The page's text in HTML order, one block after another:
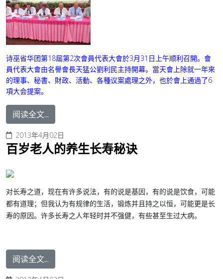
诗巫省华团第18屆第2次會員代表大會於3月31日上午顺利召開。會
員代表大會由名譽會長天猛公劉利民主持開幕。當天會上除就一年來
的理事、秘書、財政、活動、各種议案處理之外，也於會上通過了6
項大会提案。
阅读全文...
2013年4月02日
百岁老人的养生长寿秘诀
对长寿之道，现在有许多说法，有的说是基因，有的说是饮食，可能
都有道理；但我认为有规律的生活，锻炼并且持之以恒，可能更是长
寿的原因。许多长寿之人年轻时并不强健，有些甚至生过大病。
阅读全文...